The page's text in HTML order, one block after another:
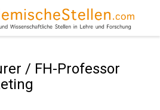
/ FH-Professor